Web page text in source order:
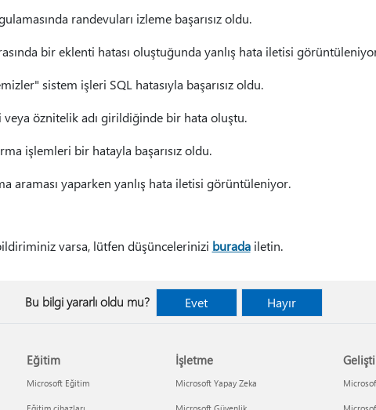
randevuları izleme başarısız oldu.
bir eklenti hatası oluştuğunda yanlış hata iletisi
sistem işleri SQL hatasıyla başarısız oldu.
veya öznitelik adı girildiğinde bir hata oluştu.
işlemleri bir hatayla başarısız oldu.
araması yaparken yanlış hata iletisi görüntüleniyor.
varsa, lütfen düşüncelerinizi buradailetin.
Bu bilgi yararlı oldu mu? Evet Hayır
Eğitim
Microsoft Eğitim
İşletme
Microsoft Yapay Zeka